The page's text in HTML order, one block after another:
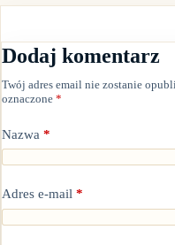
Dodaj komentarz
Twój adres email nie zostanie
oznaczone *
Nazwa *
Adres e-mail *